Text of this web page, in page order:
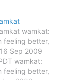
wamkat:
feeling better,
Sep 2009
wamkat:
feeling better,